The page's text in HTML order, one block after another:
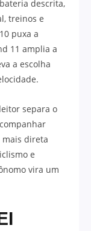
descrita,
treinos e
puxa a
11 amplia a
a escolha
separa o
mais direta
e
vira um